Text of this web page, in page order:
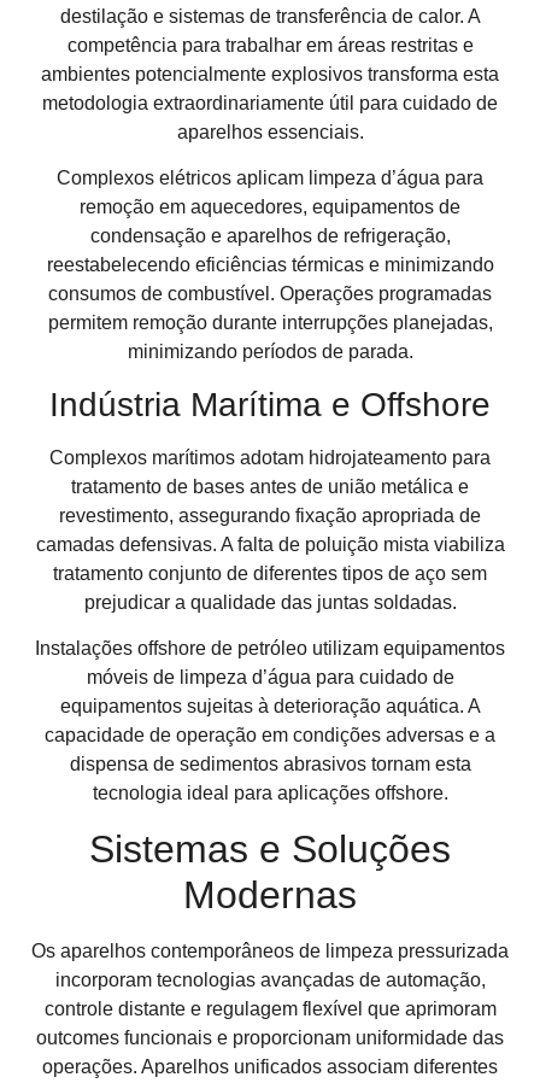
destilação e sistemas de transferência de calor. A
competência para trabalhar em áreas restritas e
ambientes potencialmente explosivos transforma esta
metodologia extraordinariamente útil para cuidado de
aparelhos essenciais.
Complexos elétricos aplicam limpeza d’água para
remoção em aquecedores, equipamentos de
condensação e aparelhos de refrigeração,
reestabelecendo eficiências térmicas e minimizando
consumos de combustível. Operações programadas
permitem remoção durante interrupções planejadas,
minimizando períodos de parada.
Indústria Marítima e Offshore
Complexos marítimos adotam hidrojateamento para
tratamento de bases antes de união metálica e
revestimento, assegurando fixação apropriada de
camadas defensivas. A falta de poluição mista viabiliza
tratamento conjunto de diferentes tipos de aço sem
prejudicar a qualidade das juntas soldadas.
Instalações offshore de petróleo utilizam equipamentos
móveis de limpeza d’água para cuidado de
equipamentos sujeitas à deterioração aquática. A
capacidade de operação em condições adversas e a
dispensa de sedimentos abrasivos tornam esta
tecnologia ideal para aplicações offshore.
Sistemas e Soluções
Modernas
Os aparelhos contemporâneos de limpeza pressurizada
incorporam tecnologias avançadas de automação,
controle distante e regulagem flexível que aprimoram
outcomes funcionais e proporcionam uniformidade das
operações. Aparelhos unificados associam diferentes